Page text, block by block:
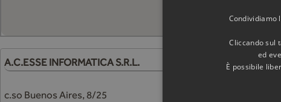
A.C.ESSE INFORMATICA S.R.L.
c.so Buenos Aires, 8/25
Condividiamo
Cliccando sul
ed
È possibile